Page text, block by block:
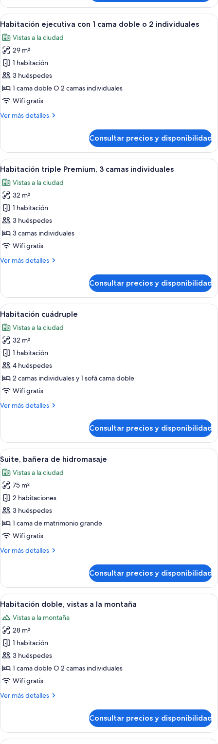
individuales
con
cama
o
2
individuales
Abrir
todas
las
fotos
de
Habitación
ejecutiva
con
cama
2
individuales
Habitación de hotel con cama,
15
Habitación ejecutiva con 1 cama doble o 2 individuales
Vistas a la ciudad
29 m²
1 habitación
3 huéspedes
1 cama doble O 2 camas individuales
Wifi gratis
Ver más detalles
Más
ejecutiva
con
1
doble
o
2
individuales
Consultar precios y disponibilidad
Abrir
todas
las
fotos
de
Habitación
triple
Premium,
camas
Una habitación de hotel con dos
6
Habitación triple Premium, 3 camas individuales
Vistas a la ciudad
32 m²
1 habitación
3 huéspedes
3 camas individuales
Wifi gratis
Ver más detalles
Más
triple
Premium,
3
individuales
Consultar precios y disponibilidad
Abrir
todas
las
fotos
de
Habitación
cuádruple
Una habitación de hotel moderna
12
Habitación cuádruple
Vistas a la ciudad
32 m²
1 habitación
4 huéspedes
2 camas individuales y 1 sofá cama doble
Wifi gratis
Ver más detalles
Más
cuádruple
Consultar precios y disponibilidad
Abrir
todas
las
fotos
de
Suite,
bañera
de
hidromasaje
Un dormitorio moderno con una
8
Suite, bañera de hidromasaje
Vistas a la ciudad
75 m²
2 habitaciones
3 huéspedes
1 cama de matrimonio grande
Wifi gratis
Ver más detalles
Más
bañera
de
hidromasaje
Consultar precios y disponibilidad
Abrir
todas
las
fotos
de
Habitación
doble,
vistas
la
Habitación de hotel con una cama
10
Habitación doble, vistas a la montaña
Vistas a la montaña
28 m²
1 habitación
3 huéspedes
1 cama doble O 2 camas individuales
Wifi gratis
Ver más detalles
Más
doble,
vistas
Consultar precios y disponibilidad
Habitación de hotel con una cama